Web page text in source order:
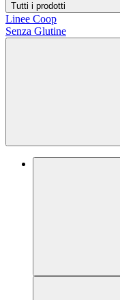
Tutti i prodotti
Linee Coop
Senza Glutine